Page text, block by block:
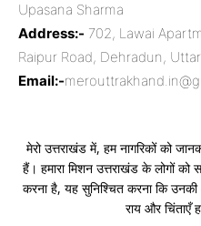
Upasana Sharma
Address:- 702, Lawai
Raipur Road, Dehradun,
Email:-
मेरो उत्तराखंड में, हम नागरिकों को
हैं। हमारा मिशन उत्तराखंड के लोगों को
करना है, यह सुनिश्चित करना कि
राय और चिंताएँ